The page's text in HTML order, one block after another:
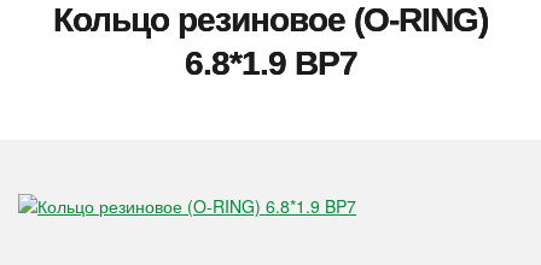
Кольцо резиновое (O-RING)
6.8*1.9 BP7